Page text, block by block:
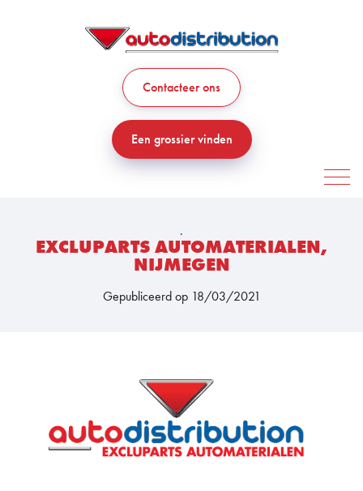
Contacteer ons
Een grossier vinden
.
EXCLUPARTS AUTOMATERIALEN,
NIJMEGEN
Gepubliceerd op 18/03/2021